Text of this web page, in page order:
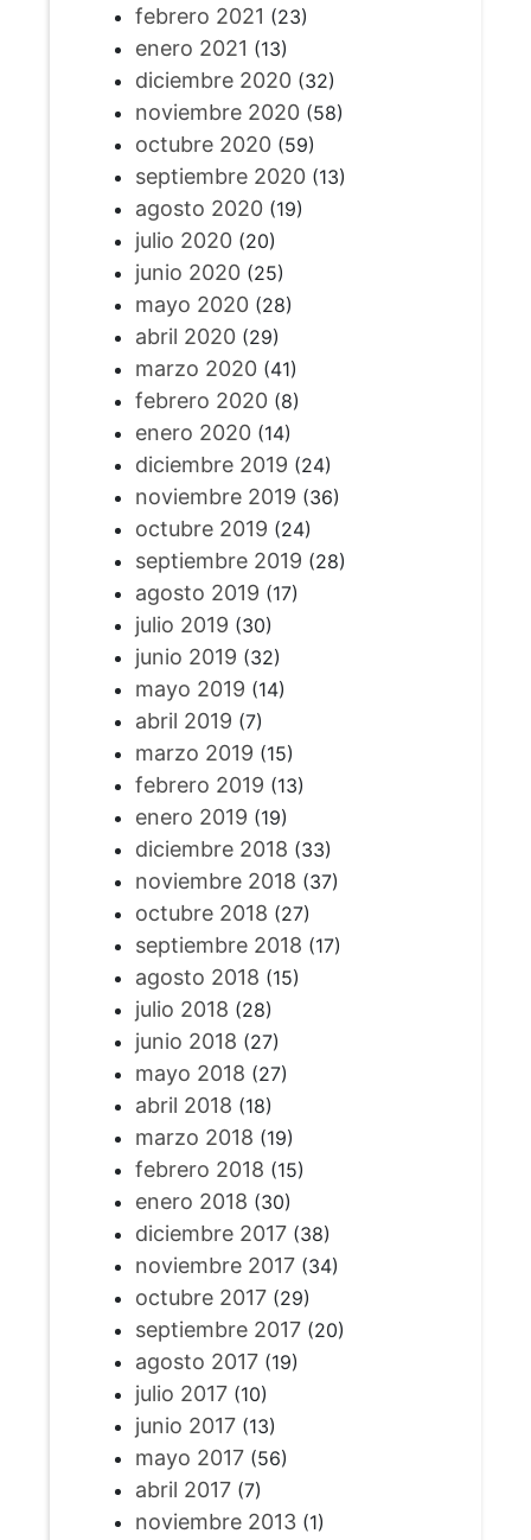
febrero 2021 (23)
enero 2021 (13)
diciembre 2020(32)
noviembre 2020(58)
octubre 2020(59)
septiembre 2020(13)
agosto 2020(19)
julio 2020(20)
junio 2020(25)
mayo 2020(28)
abril 2020(29)
marzo 2020(41)
febrero 2020(8)
enero 2020(14)
diciembre 2019 (24)
noviembre 2019 (36)
octubre 2019 (24)
septiembre 2019 (28)
agosto 2019 (17)
julio 2019 (30)
junio 2019 (32)
mayo 2019 (14)
abril 2019 (7)
marzo 2019 (15)
febrero 2019 (13)
enero 2019 (19)
diciembre 2018 (33)
noviembre 2018 (37)
octubre 2018 (27)
septiembre 2018 (17)
agosto 2018 (15)
julio 2018 (28)
junio 2018 (27)
mayo 2018 (27)
abril 2018 (18)
marzo 2018 (19)
febrero 2018 (15)
enero 2018 (30)
diciembre 2017(38)
noviembre 2017(34)
octubre 2017(29)
septiembre 2017(20)
agosto 2017(19)
julio 2017(10)
junio 2017(13)
mayo 2017(56)
abril 2017(7)
noviembre 2013(1)